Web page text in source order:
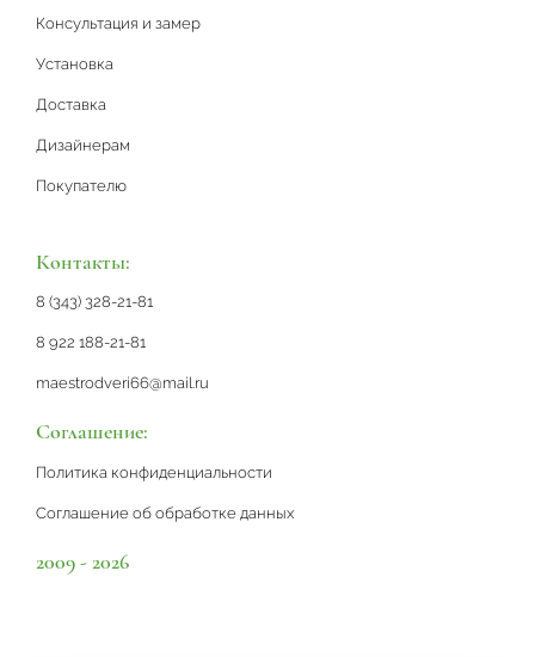
Консультация и замер
Установка
Доставка
Дизайнерам
Покупателю
Контакты:
8 (343) 328-21-81
8 922 188-21-81
maestrodveri66@mail.ru
Соглашение:
Политика конфиденциальности
Соглашение об обработке данных
2009 - 2026